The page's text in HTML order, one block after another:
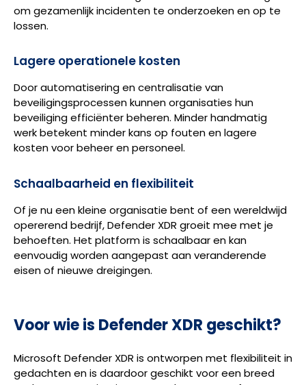
om gezamenlijk incidenten te onderzoeken en op te
lossen.
Lagere operationele kosten
Door automatisering en centralisatie van
beveiligingsprocessen kunnen organisaties hun
beveiliging efficiënter beheren. Minder handmatig
werk betekent minder kans op fouten en lagere
kosten voor beheer en personeel.
Schaalbaarheid en flexibiliteit
Of je nu een kleine organisatie bent of een wereldwijd
opererend bedrijf, Defender XDR groeit mee met je
behoeften. Het platform is schaalbaar en kan
eenvoudig worden aangepast aan veranderende
eisen of nieuwe dreigingen.
Voor wie is Defender XDR geschikt?
Microsoft Defender XDR is ontworpen met flexibiliteit in
gedachten en is daardoor geschikt voor een breed